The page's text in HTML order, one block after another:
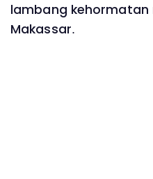
lambang
Makassar.